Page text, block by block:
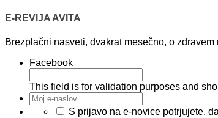
E-REVIJA AVITA
Brezplačni nasveti, dvakrat mesečno, o
Facebook
This field is for validation purposes and
Moj
e-
S prijavo na e-novice potrjujete,